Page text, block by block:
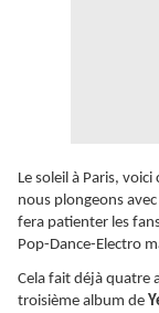
Le soleil à Paris,
nous plongeons
fera patienter les
Pop-Dance-Electro
Cela fait déjà quatre
troisième album de